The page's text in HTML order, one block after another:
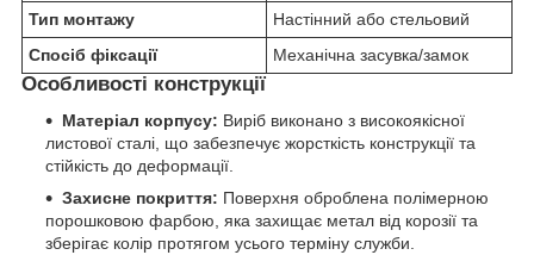
Тип монтажу
Настінний або стельовий
Спосіб фіксації
Механічна засувка/замок
Особливості конструкції
Матеріал корпусу: Виріб виконано з високоякісної
листової сталі, що забезпечує жорсткість конструкції та
стійкість до деформації.
Захисне покриття: Поверхня оброблена полімерною
порошковою фарбою, яка захищає метал від корозії та
зберігає колір протягом усього терміну служби.